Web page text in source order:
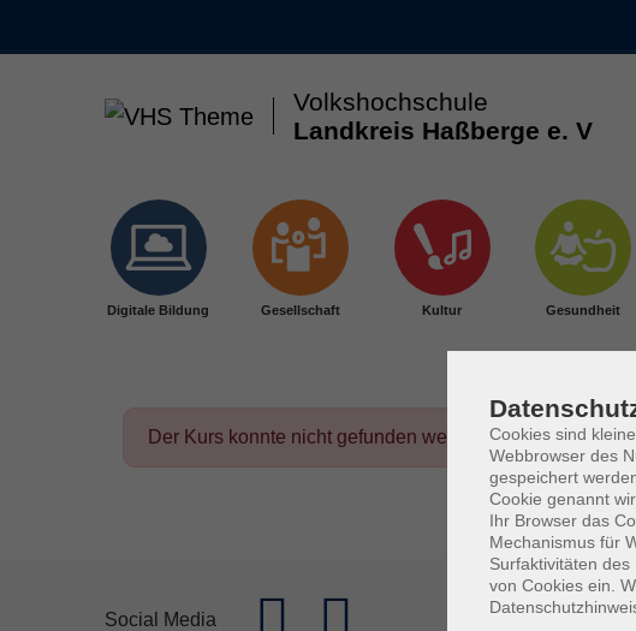
Volkshochschule
Landkreis Haßberge e. V
Digitale Bildung Gesellschaft Kultur Gesundheit
Der Kurs konnte nicht gefunden werden.
Social Media
Cookies sind
Webbrowser des
gespeichert
Cookie genannt
Ihr Browser das
Mechanismus für
Surfaktivitäten
von Cookies ein.